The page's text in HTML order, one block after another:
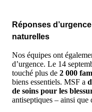
Réponses
naturelles
Nos équipes ont
d’urgence. Le 14
touché plus de 2 000
biens essentiels. MSF a
de soins pour les
antiseptiques – ainsi que